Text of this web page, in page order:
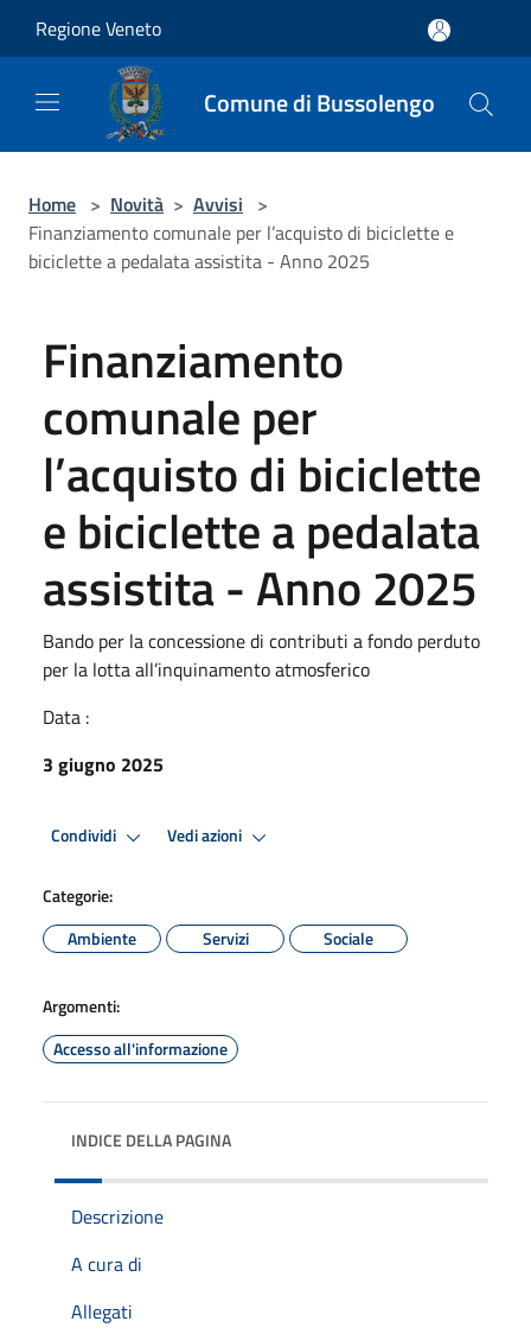
Regione Veneto
Comune di Bussolengo
Home > Novità > Avvisi >
Finanziamento comunale per l’acquisto di biciclette e
biciclette a pedalata assistita - Anno 2025
Finanziamento
comunale per
l’acquisto di biciclette
e biciclette a pedalata
assistita - Anno 2025
Bando per la concessione di contributi a fondo perduto
per la lotta all’inquinamento atmosferico
Data :
3 giugno 2025
Condividi Vedi azioni
Categorie:
Ambiente
Servizi Sociale
Argomenti:
Accesso all'informazione
INDICE DELLA PAGINA
Descrizione
A cura di
Allegati